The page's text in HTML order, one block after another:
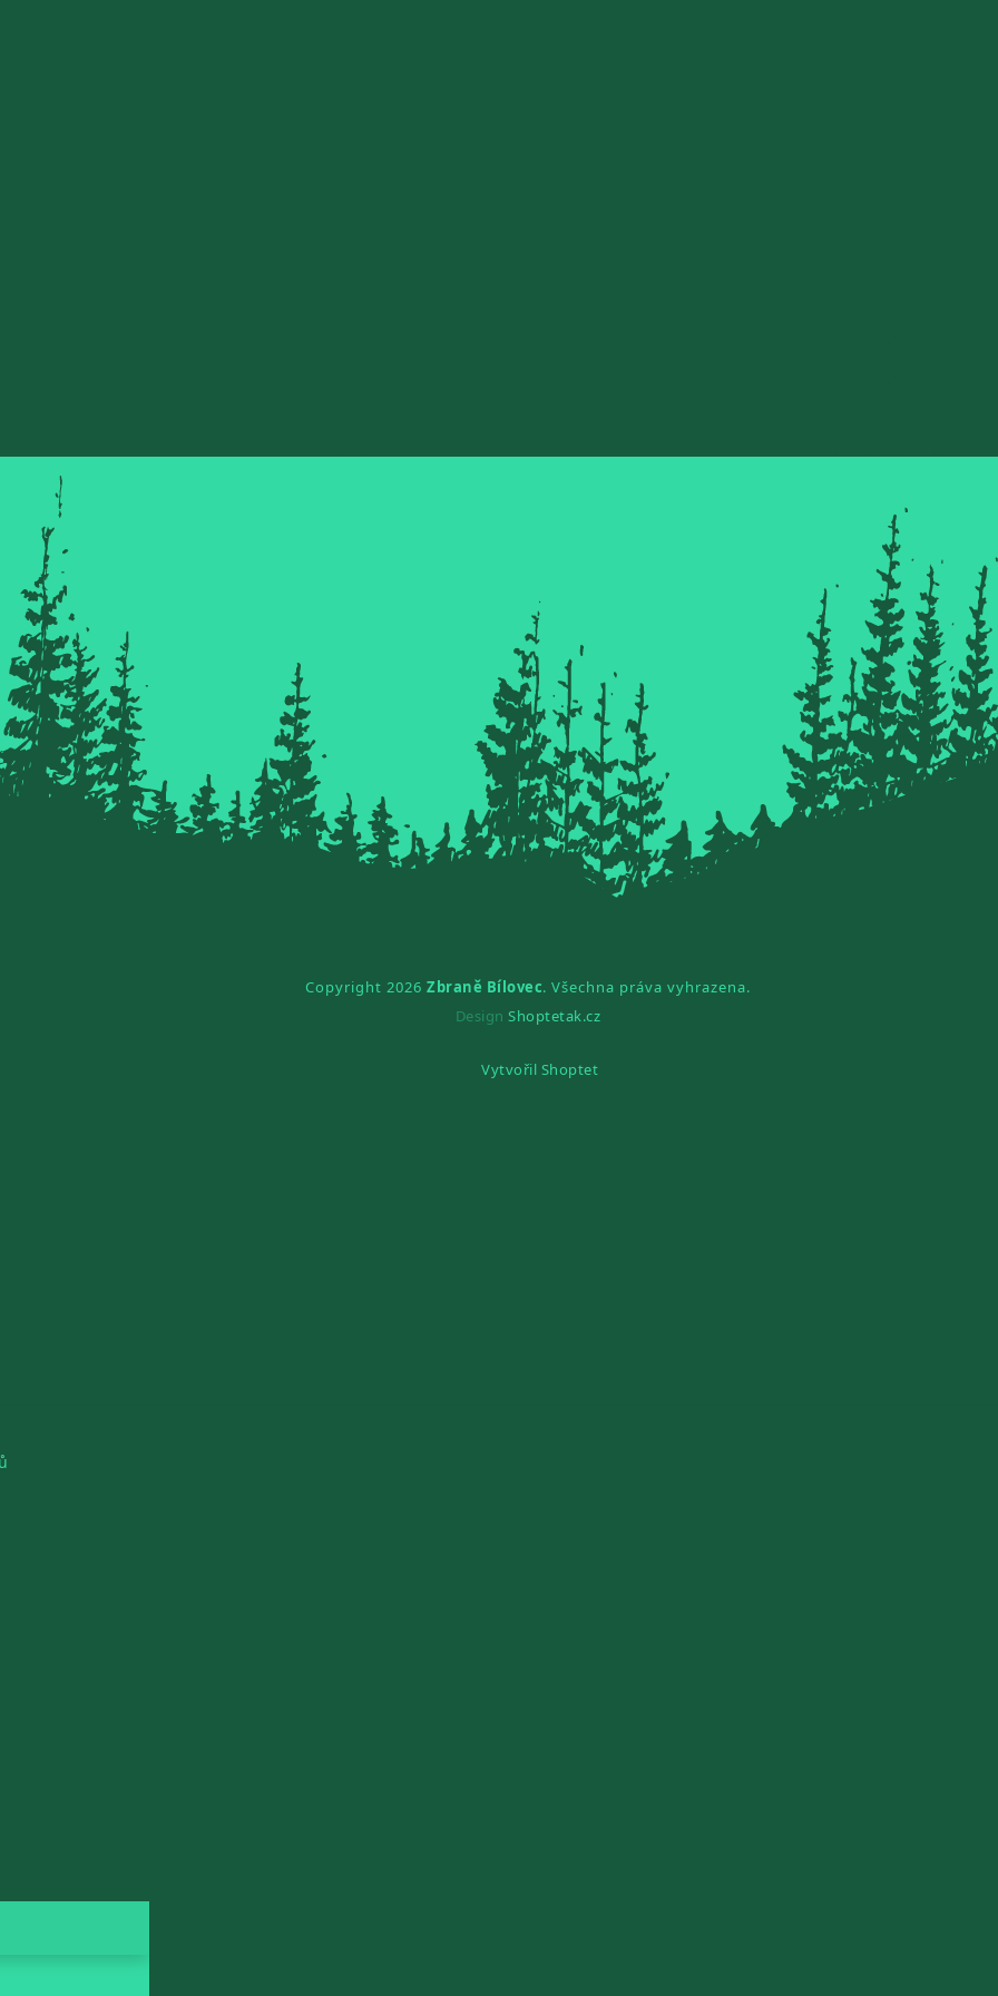
Copyright 2026 Zbraně Bílovec. Všechna práva vyhrazena.
DesignShoptetak.cz
Vytvořil Shoptet